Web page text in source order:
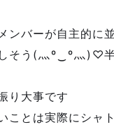
ンバーが自主的に
そう(⁠灬⁠º⁠‿⁠º⁠灬⁠)⁠♡
り大事です
ことは実際にシャ